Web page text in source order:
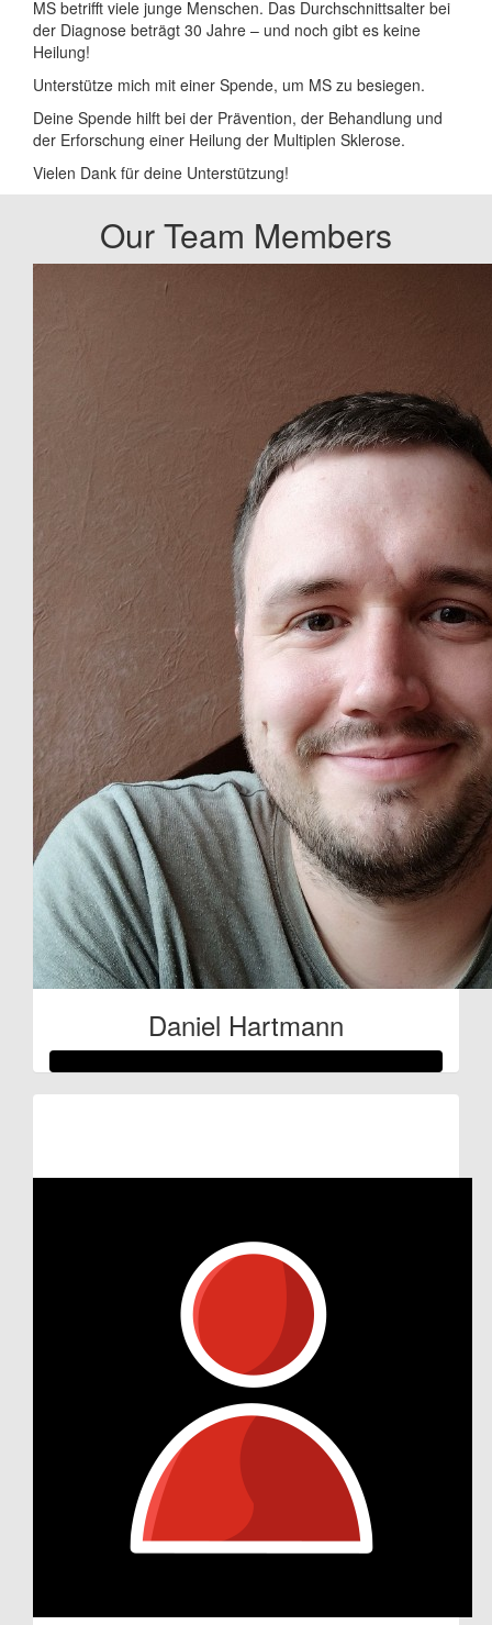
MS betrifft viele junge Menschen. Das Durchschnittsalter bei
der Diagnose beträgt 30 Jahre – und noch gibt es keine
Heilung!
Unterstütze mich mit einer Spende, um MS zu besiegen.
Deine Spende hilft bei der Prävention, der Behandlung und
der Erforschung einer Heilung der Multiplen Sklerose.
Vielen Dank für deine Unterstützung!
Our Team Members
Daniel Hartmann